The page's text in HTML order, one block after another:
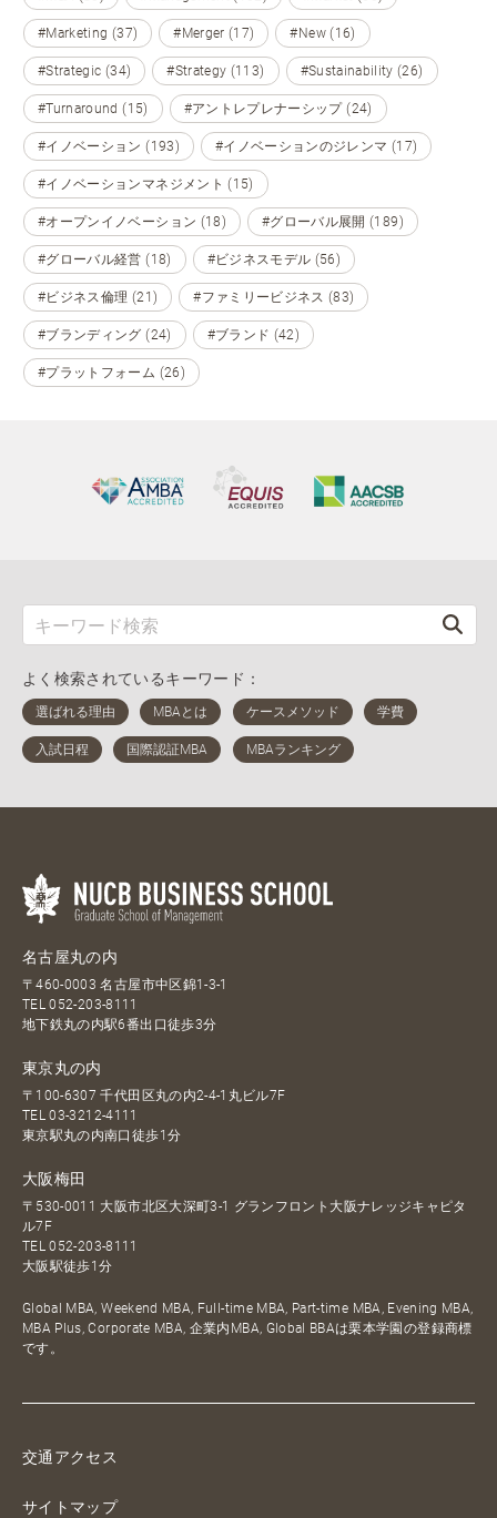
#Marketing (37) #Merger (17) #New (16)
#Strategic (34) #Strategy (113) #Sustainability (26)
#Turnaround (15) #アントレプレナーシップ (24)
#イノベーション (193) #イノベーションのジレンマ (17)
#イノベーションマネジメント (15)
#オープンイノベーション (18) #グローバル展開 (189)
#グローバル経営 (18) #ビジネスモデル (56)
#ビジネス倫理 (21) #ファミリービジネス (83)
#ブランディング (24) #ブランド (42)
#プラットフォーム (26)
よく検索されているキーワード：
名古屋丸の内
〒460-0003 名古屋市中区錦1-3-1
TEL052-203-8111
地下鉄丸の内駅6番出口徒歩3分
東京丸の内
〒100-6307 千代田区丸の内2-4-1丸ビル7F
TEL03-3212-4111
東京駅丸の内南口徒歩1分
大阪梅田
〒530-0011 大阪市北区大深町3-1 グランフロント大阪ナレッジキャピタ
ル7F
TEL052-203-8111
大阪駅徒歩1分
Global MBA, Weekend MBA, Full-time MBA, Part-time MBA, Evening MBA,
MBA Plus, Corporate MBA, 企業内MBA, Global BBAは栗本学園の登録商標
です。
交通アクセス
サイトマップ